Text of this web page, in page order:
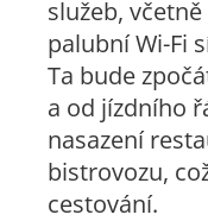
služeb,
palubní Wi-Fi
Ta bude
a od jízdního
nasazení
bistrovozu,
cestování.